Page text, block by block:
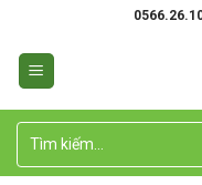
content
Tìm